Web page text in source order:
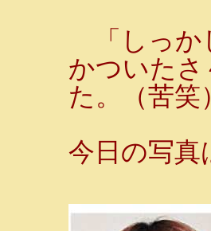
「しっか
かついたさ
た。（苦笑
今日の写真